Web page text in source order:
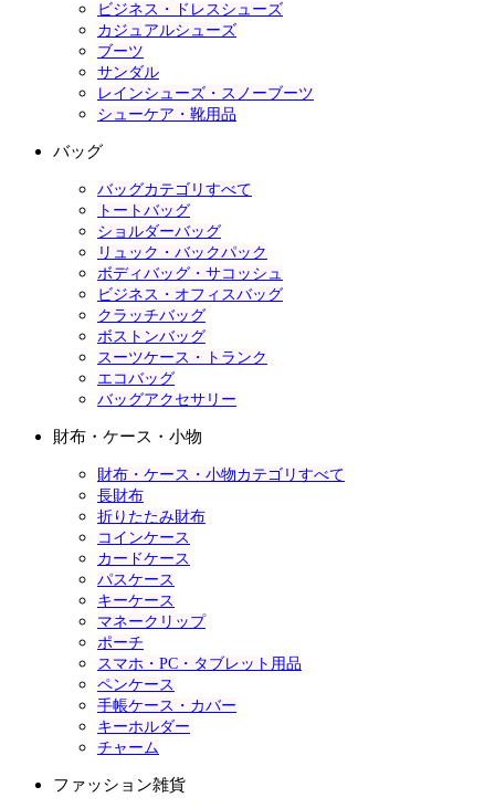
ビジネス・ドレスシューズ
カジュアルシューズ
ブーツ
サンダル
レインシューズ・スノーブーツ
シューケア・靴用品
バッグ
バッグカテゴリすべて
トートバッグ
ショルダーバッグ
リュック・バックパック
ボディバッグ・サコッシュ
ビジネス・オフィスバッグ
クラッチバッグ
ボストンバッグ
スーツケース・トランク
エコバッグ
バッグアクセサリー
財布・ケース・小物
財布・ケース・小物カテゴリすべて
長財布
折りたたみ財布
コインケース
カードケース
パスケース
キーケース
マネークリップ
ポーチ
スマホ・PC・タブレット用品
ペンケース
手帳ケース・カバー
キーホルダー
チャーム
ファッション雑貨